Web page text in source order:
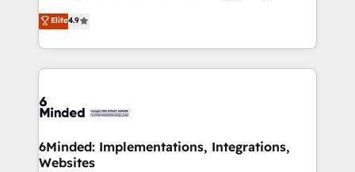
we blend strategy, creativity, and technology to help
organisations scale smarter and grow stronger.
creativity to achieve measurable results. Founded in
Barcelona and operating across Spain, LATAM, and
the UK, we support global companies in building
smarter marketing, sales, and customer success
Iberia (Spain & Portugal), we combine human insight
growth. Our multidisciplinary team designs solutions
that simplify complexity, boost performance, and
Elite4.9
6Minded: Implementations, Integrations,
Websites